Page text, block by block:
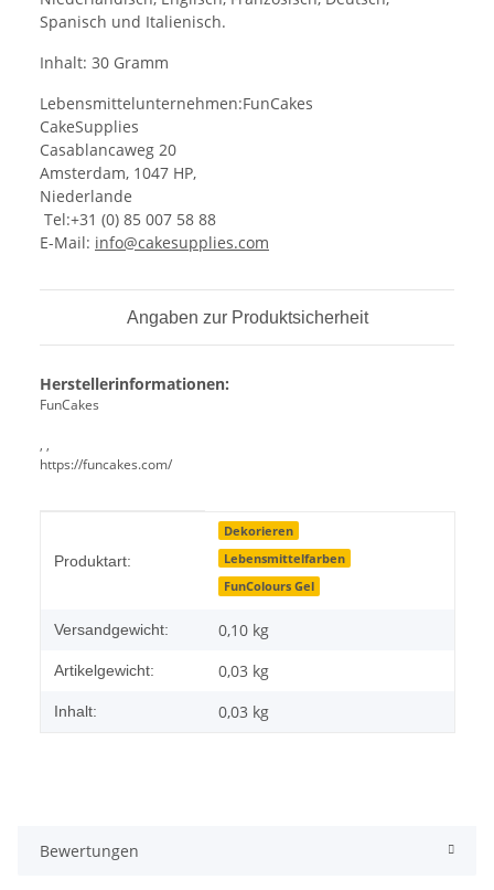
Spanisch und Italienisch.
Inhalt: 30 Gramm
Lebensmittelunternehmen:FunCakes
CakeSupplies
Casablancaweg 20
Amsterdam, 1047 HP,
Niederlande
Tel:+31 (0) 85 007 58 88
E-Mail: info@cakesupplies.com
Angaben zur Produktsicherheit
Herstellerinformationen:
FunCakes
, ,
https://funcakes.com/
Produktart:
Dekorieren
Lebensmittelfarben
FunColours Gel
Versandgewicht: 0,10 kg
Artikelgewicht: 0,03 kg
Inhalt: 0,03 kg
Bewertungen